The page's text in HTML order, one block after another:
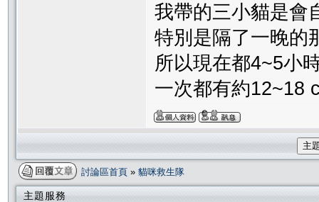
我帶的三小貓是會
特別是隔了一晚的
所以現在都4~5小
一次都有約12~18
主
討論區首頁 » 貓咪救生隊
主題服務